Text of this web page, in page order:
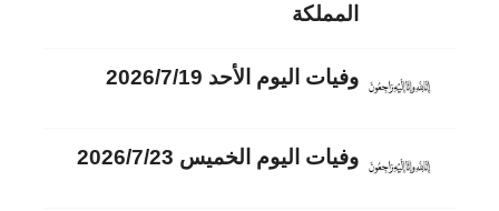
المملكة
وفيات اليوم الأحد 2026/7/19
وفيات اليوم الخميس 2026/7/23